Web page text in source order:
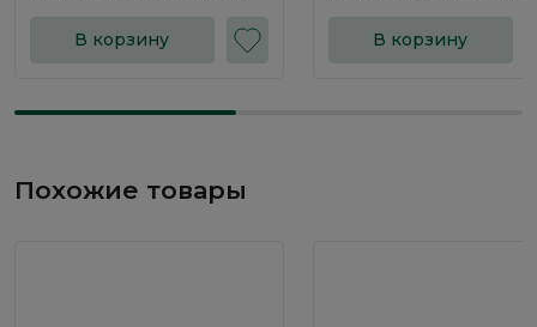
В корзину В корзину
Похожие товары